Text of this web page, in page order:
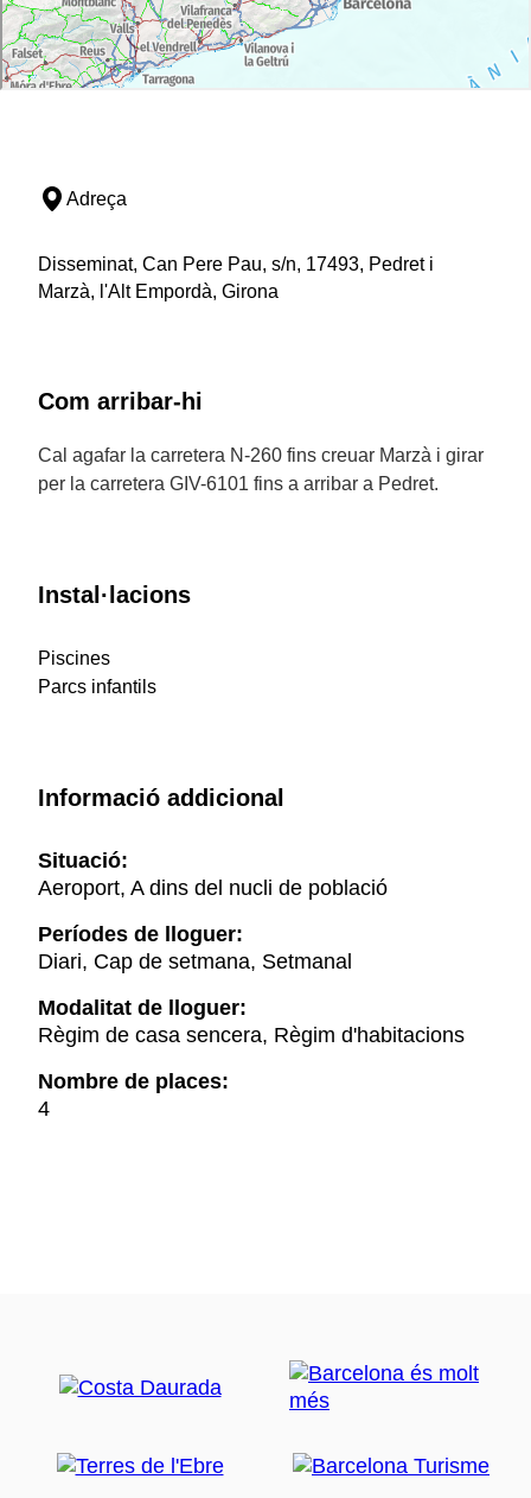
Adreça
Disseminat, Can Pere Pau, s/n, 17493, Pedret i
Marzà, l'Alt Empordà, Girona
Com arribar-hi
Cal agafar la carretera N-260 fins creuar Marzà i girar
per la carretera GIV-6101 fins a arribar a Pedret.
Instal·lacions
Piscines
Parcs infantils
Informació addicional
Situació:
Aeroport, A dins del nucli de població
Períodes de lloguer:
Diari, Cap de setmana, Setmanal
Modalitat de lloguer:
Règim de casa sencera, Règim d'habitacions
Nombre de places:
4